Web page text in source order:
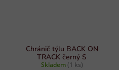
Chránič týlu BACK ON
TRACK černý S
Skladem (1 ks)